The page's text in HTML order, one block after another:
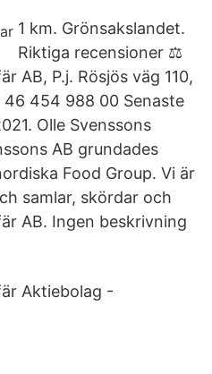
1 km. Grönsakslandet.
Riktiga recensioner ⚖️
AB, P.j. Rösjös väg 110,
454 988 00 Senaste
Olle Svenssons
AB grundades
Food Group. Vi är
samlar, skördar och
AB. Ingen beskrivning
Aktiebolag -